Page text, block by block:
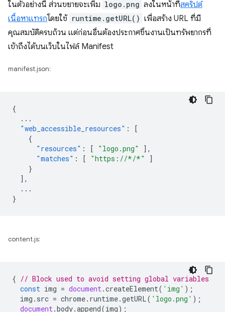
ในตัวอย่างนี้ ส่วนขยายจะเพิ่ม logo.png ลงในหน้าที่สคริปต์
เนื้อหาแทรกโดยใช้ runtime.getURL() เพื่อสร้าง URL ที่มี
คุณสมบัติครบถ้วน แต่ก่อนอื่นต้องประกาศชิ้นงานเป็นทรัพยากรที่
เข้าถึงได้บนเว็บในไฟล์ Manifest
manifest.json:
{
...
"web_accessible_resources" :
[
{
"resources" : [ "logo.png"
],
"matches" : [ "https://*/*"
]
}
],
...
}
content.js:
{ // Block used to avoid setting global variables
const img = document.createElement( 'img' );
img . src = chrome. runtime.getURL( 'logo.png' );
document.body.append(img);